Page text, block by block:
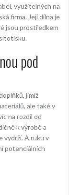
využitelných na
firma. Její dílna je
jsou prostředkem
pod
jimiž
ale také v
na rozdíl od
k výrobě a
vydrží. A ruku v
potenciálních